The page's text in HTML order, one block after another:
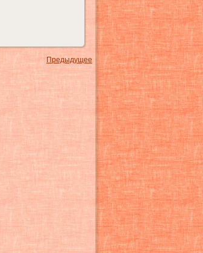
Предыдущее